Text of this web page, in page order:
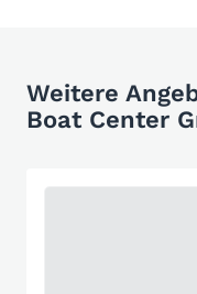
Weitere
Boat Center